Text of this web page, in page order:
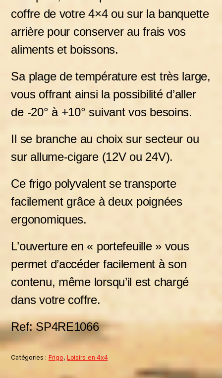
coffre de votre 4×4 ou sur la banquette
arrière pour conserver au frais vos
aliments et boissons.
Sa plage de température est très large,
vous offrant ainsi la possibilité d’aller
de -20° à +10° suivant vos besoins.
Il se branche au choix sur secteur ou
sur allume-cigare (12V ou 24V).
Ce frigo polyvalent se transporte
facilement grâce à deux poignées
ergonomiques.
L’ouverture en « portefeuille » vous
permet d’accéder facilement à son
contenu, même lorsqu’il est chargé
dans votre coffre.
Ref: SP4RE1066
Catégories : Frigo,Loisirs en 4x4